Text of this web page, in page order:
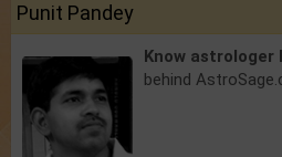
Punit Pandey
Know astrologer
behind